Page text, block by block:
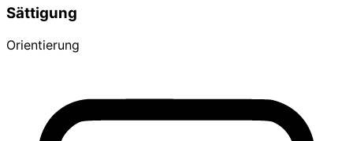
Sättigung
Orientierung